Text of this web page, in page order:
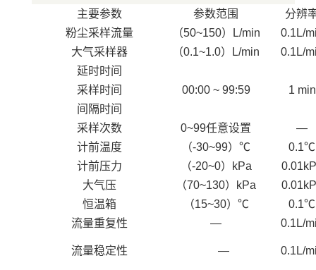
主要参数 参数范围
分辨
粉尘采样流量
（50~150） L/min
0.1L/
大气采样器
（0.1~1.0） L/min
0.1L/
延时时间
00:00 ~ 99:59
1 min
采样时间
间隔时间
采样次数
0~99任意设置
—
计前温度
（-30~99） ℃
0.1℃
计前压力
（-20~0） kPa
大气压
（70~130） kPa
恒温箱
（15~30） ℃
0.1℃
流量重复性
— 0.1L/
流量稳定性 — 0.1L/